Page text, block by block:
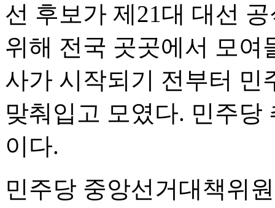
선 후보가 제21대 대선
위해 전국 곳곳에서 모여
사가 시작되기 전부터 민
맞춰입고 모였다. 민주당
이다.
민주당 중앙선거대책위